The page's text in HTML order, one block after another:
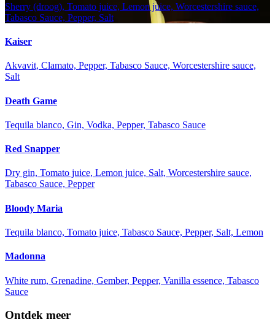
Sherry (droog), Tomato juice, Lemon juice, Worcestershire sauce,
Tabasco Sauce, Pepper, Salt
Kaiser
Akvavit, Clamato, Pepper, Tabasco Sauce, Worcestershire sauce,
Salt
Death Game
Tequila blanco, Gin, Vodka, Pepper, Tabasco Sauce
Red Snapper
Dry gin, Tomato juice, Lemon juice, Salt, Worcestershire sauce,
Tabasco Sauce, Pepper
Bloody Maria
Tequila blanco, Tomato juice, Tabasco Sauce, Pepper, Salt, Lemon
Madonna
White rum, Grenadine, Gember, Pepper, Vanilla essence, Tabasco
Sauce
Ontdek meer